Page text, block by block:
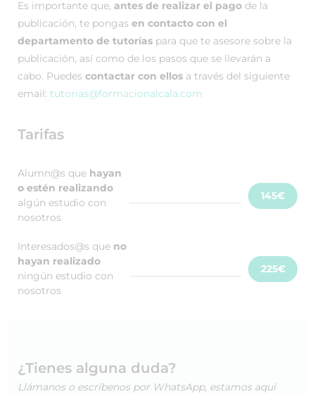
Es importante que, antes de realizar el pago de la
publicación, te pongas en contacto con el
departamento de tutorías para que te asesore sobre la
publicación, así como de los pasos que se llevarán a
cabo. Puedes contactar con ellos a través del siguiente
email: tutorias@formacionalcala.com
Tarifas
Alumn@s que hayan
o estén realizando
algún estudio con
nosotros
145€
Interesados@s que no
hayan realizado
ningún estudio con
nosotros
225€
¿Tienes alguna duda?
Llámanos o escríbenos por WhatsApp, estamos aquí